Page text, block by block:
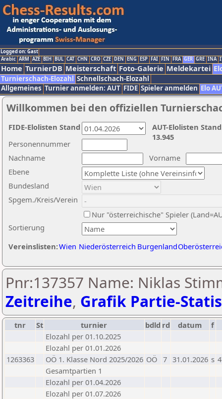
Logged on: Gast
Arabic ARM AZE BIH BUL CAT CHN CRO CZE DEN ENG ESP FAI FIN FRA GER GRE INA
Home TurnierDB Meisterschaft Foto-Galerie Meldekartei
Turnierschach-Elozahl Schnellschach-Elozahl
Allgemeines Turnier anmelden: AUT FIDE Spieler anmelden Elo
Willkommen bei den offiziellen
Nachname
Vorname
Ebene
Sortierung
Personennummer
Bundesland
Spgem./Kreis/Verein
Nur "österreichische" Spieler
Vereinslisten:Wien Niederösterreich Burgenland
AUT-Elolisten
13.945
FIDE-Elolisten Stand
Pnr:137357 Name: Niklas
Zeitreihe, Grafik Partie-
tnr St turnier bdld rd datum f
Elozahl per 01.10.2025
Elozahl per 01.01.2026
1263363
OÖ 1. Klasse Nord 2025/2026 OÖ 7 31.01.2026 s
Gesamtpartien 1
Elozahl per 01.04.2026
Elozahl per 01.07.2026